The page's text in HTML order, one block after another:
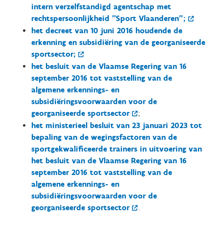
intern verzelfstandigd agentschap met
rechtspersoonlijkheid "Sport Vlaanderen";
het decreet van 10 juni 2016 houdende de
erkenning en subsidiëring van de georganiseerde
sportsector;
het besluit van de Vlaamse Regering van 16
september 2016 tot vaststelling van de
algemene erkennings- en
subsidiëringsvoorwaarden voor de
georganiseerde sportsector
;
het ministerieel besluit van 23 januari 2023 tot
bepaling van de wegingsfactoren van de
sportgekwalificeerde trainers in uitvoering van
het besluit van de Vlaamse Regering van 16
september 2016 tot vaststelling van de
algemene erkennings- en
subsidiëringsvoorwaarden voor de
georganiseerde sportsector
.